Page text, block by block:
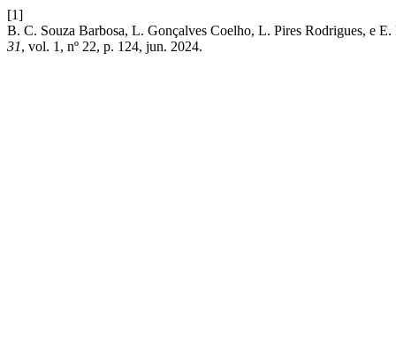
[1]
B. C. Souza Barbosa, L. Gonçalves Coelho, L. Pires Rodrigues, e
31, vol. 1, nº 22, p. 124, jun. 2024.